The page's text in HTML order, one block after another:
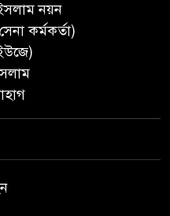
যথাযোগ্য মর্যাদায়
হলো ‘০৫ আগস্ট জুলাই
দিবস ২০২৬’
বাংলাদেশ প্রাথমিক শিক্ষক
কমিটি ঘোষণাঃ সালাম
টিন কেটে দুঃসাহসিক চুরি,
৫০ হাজার টাকার মালামাল
নয়ন
কর্মকর্তা)